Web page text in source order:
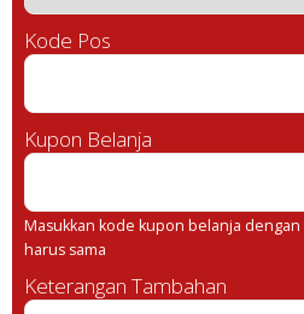
Kode Pos
Kupon Belanja
Masukkan kode kupon belanja
harus sama
Keterangan Tambahan